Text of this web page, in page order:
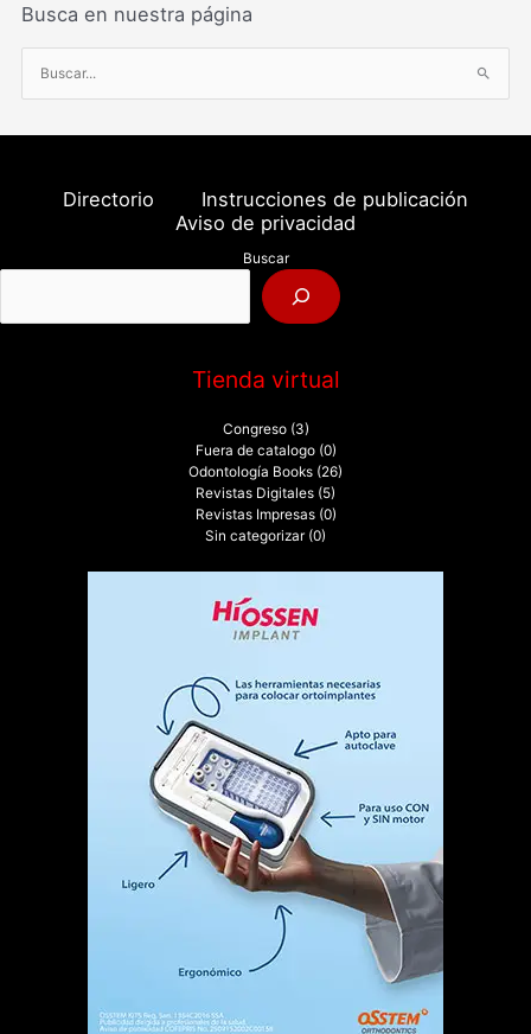
Busca en nuestra página
u
s
o
:
Directorio
Instrucciones de publicación
Aviso de privacidad
Buscar
Tienda virtual
Congreso (3)
Fuera de catalogo (0)
Odontología Books (26)
Revistas Digitales (5)
Revistas Impresas (0)
Sin categorizar (0)